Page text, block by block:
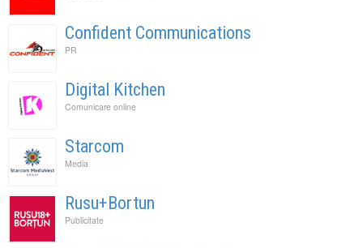
Confident Communications
PR
Digital Kitchen
Comunicare online
Starcom
Media
Rusu+Bortun
Publicitate